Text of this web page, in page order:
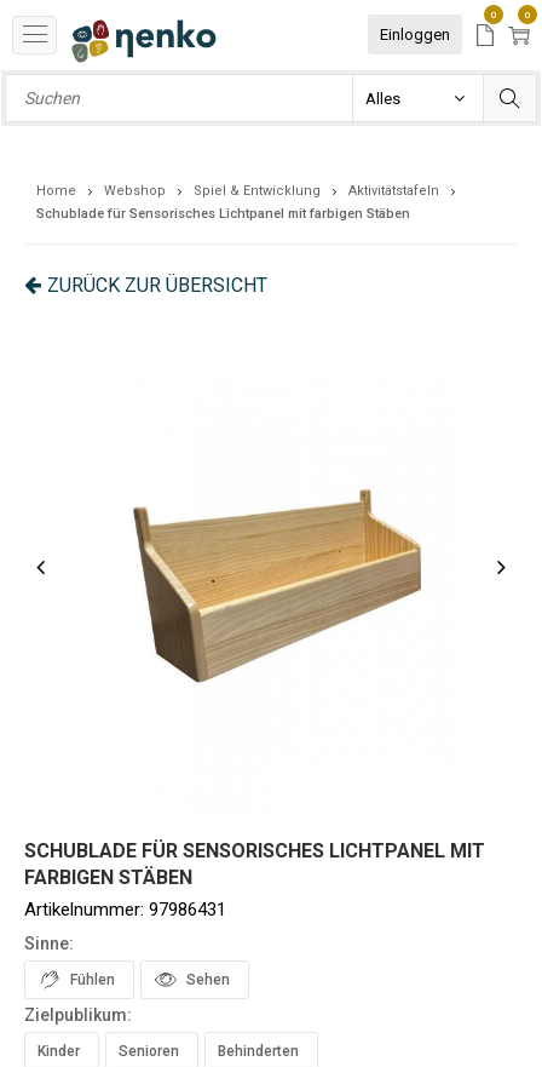
Einloggen
0 0
Home Webshop Spiel & Entwicklung
Aktivitätstafeln
Schublade für Sensorisches Lichtpanel mit farbigen Stäben
ZURÜCK ZUR ÜBERSICHT
SCHUBLADE FÜR SENSORISCHES LICHTPANEL MIT
FARBIGEN STÄBEN
Artikelnummer: 97986431
Sinne:
Fühlen Sehen
Zielpublikum:
Kinder Senioren Behinderten